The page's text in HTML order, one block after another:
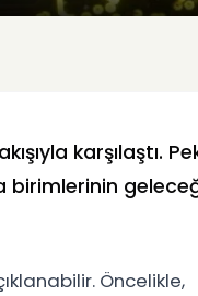
karşılaştı.
birimlerinin
Öncelikle,